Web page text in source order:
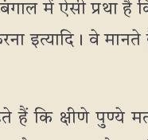
में ऐसी प्रथा है
इत्यादि। वे
हैं कि क्षीणे पुण्ये